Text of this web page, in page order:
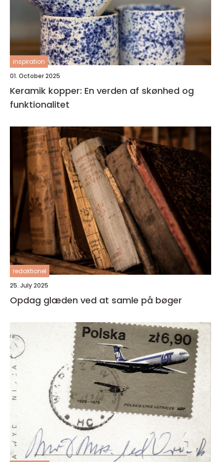
inspiration
01. October 2025
Keramik kopper: En verden af skønhed og
funktionalitet
redaktionel
25. July 2025
Opdag glæden ved at samle på bøger